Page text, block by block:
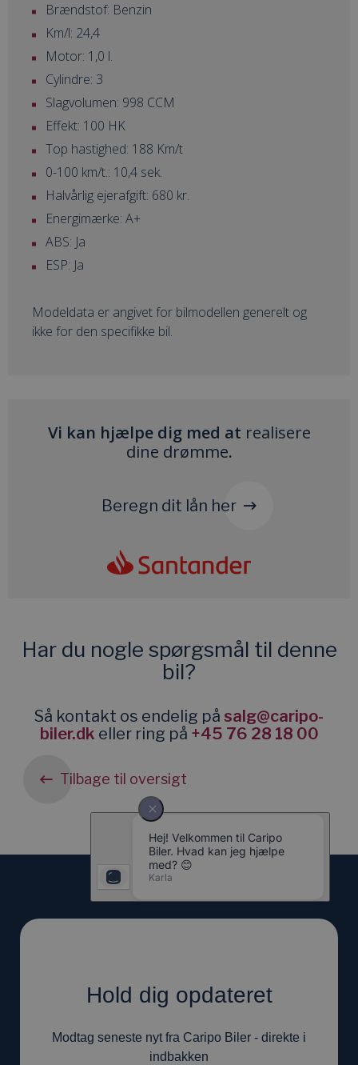
Brændstof: Benzin
Km/l: 24,4
Motor: 1,0 l.
Cylindre: 3
Slagvolumen: 998 CCM
Effekt: 100 HK
Top hastighed: 188 Km/t
0-100 km/t.: 10,4 sek.
Halvårlig ejerafgift: 680 kr.
Energimærke: A+
ABS: Ja
ESP: Ja
Modeldata er angivet for bilmodellen generelt og
ikke for den specifikke bil.
Vi kan hjælpe dig med at realisere
dine drømme.
Beregn dit lån her
Har du nogle spørgsmål til denne
bil?
Så kontakt os endelig på salg@caripo-
biler.dk eller ring på +45 76 28 18 00
Tilbage til oversigt
Hold dig opdateret
Modtag seneste nyt fra Caripo Biler - direkte i
indbakken